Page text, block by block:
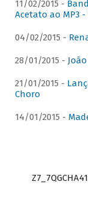
11/02/2015 -
Acetato ao MP3
04/02/2015 -
28/01/2015 -
21/01/2015 -
Choro
14/01/2015 -